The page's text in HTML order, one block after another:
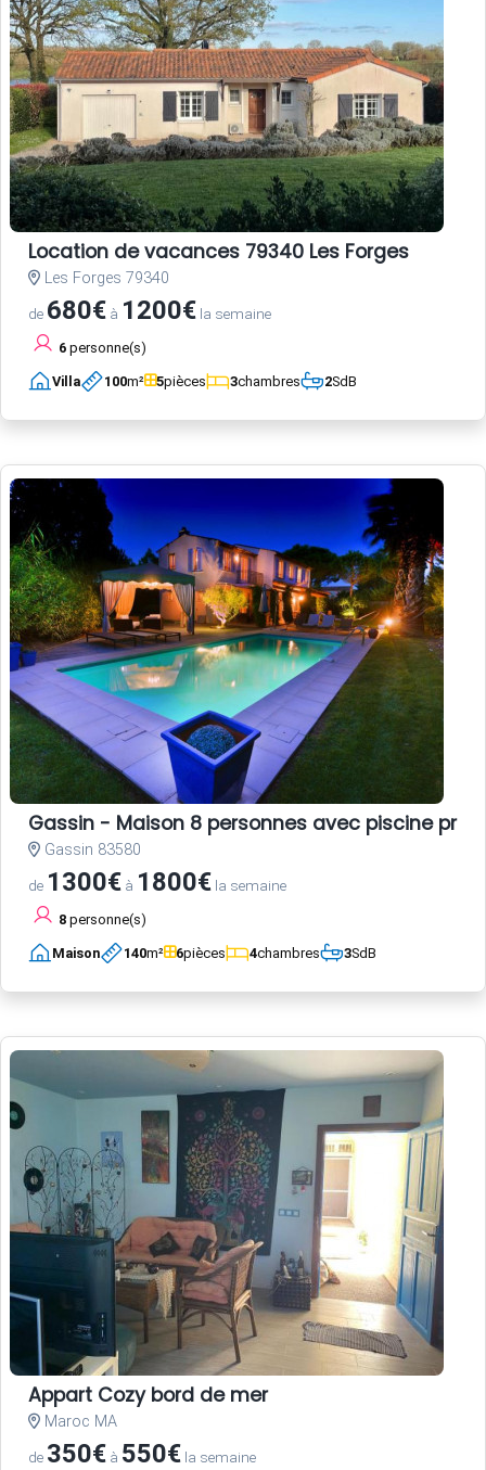
Location de vacances 79340 Les Forges
Les Forges 79340
de 680€ à 1200€ la semaine
6 personne(s)
Villa 100m² 5pièces 3chambres 2SdB
Gassin - Maison 8 personnes avec piscine
Gassin 83580
de 1300€ à 1800€ la semaine
8 personne(s)
Maison 140m² 6pièces 4chambres 3SdB
Appart Cozy bord de mer
Maroc MA
de 350€ à 550€ la semaine